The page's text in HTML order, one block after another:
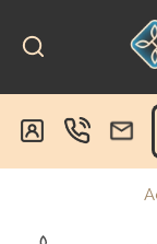
content